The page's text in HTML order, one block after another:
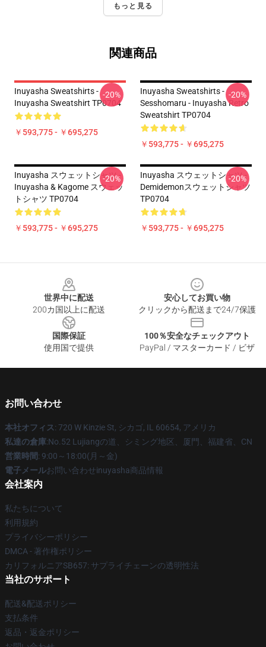
もっと見る
関連商品
Inuyasha Sweatshirts -
Inuyasha Sweatshirt TP0704
￥593,775 - ￥695,275
-20%
Inuyasha Sweatshirts -
Sesshomaru - Inuyasha Retro
Sweatshirt TP0704
￥593,775 - ￥695,275
-20%
Inuyasha スウェットシャツ -
Inuyasha & Kagome スウェッ
トシャツ TP0704
￥593,775 - ￥695,275
-20%
Inuyasha スウェットシャツ -
Demidemonスウェットシャツ
TP0704
￥593,775 - ￥695,275
-20%
世界中に配送
200カ国以上に配送
安心してお買い物
クリックから配送まで24/7保護
国際保証
使用国で提供
100％安全なチェックアウト
PayPal / マスターカード / ビザ
お問い合わせ
本社オフィス: 720 W Kinzie St, シカゴ, IL 60654, アメリカ
私達の倉庫:No.52 Lujiangの道、シミング地区、厦門、福建省、CN
営業時間: 9:00～18:00(月～金)
電子メールお問い合わせinuyasha商品情報
会社案内
私たちについて
利用規約
プライバシーポリシー
DMCA - 著作権ポリシー
カリフォルニアSB657: サプライチェーンの透明性法
当社のサポート
配送&配送ポリシー
支払条件
返品・返金ポリシー